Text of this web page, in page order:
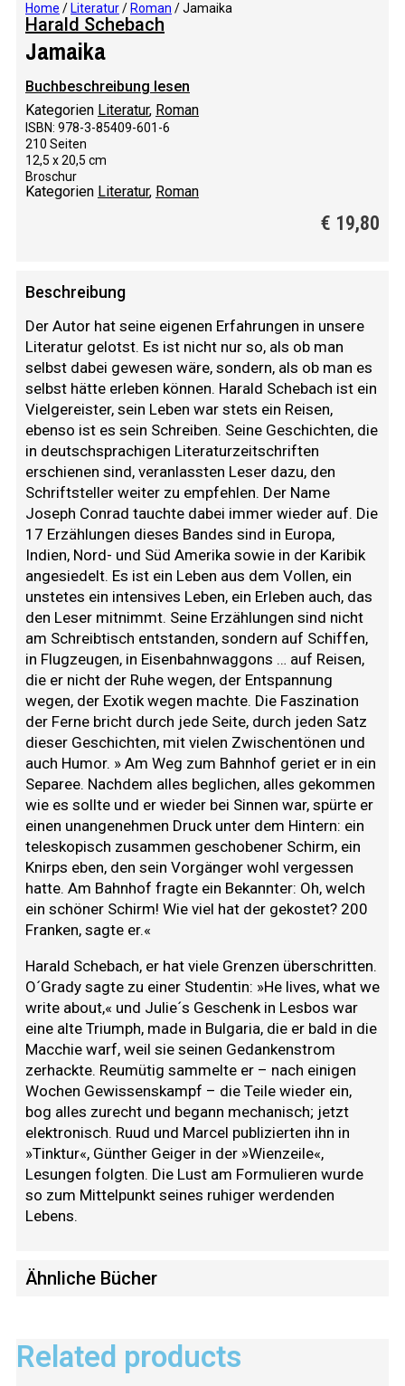
Home / Literatur/ Roman / Jamaika
Harald Schebach
Jamaika
Buchbeschreibung lesen
Kategorien Literatur, Roman
ISBN: 978-3-85409-601-6
210 Seiten
12,5 x 20,5 cm
Broschur
Kategorien Literatur, Roman
€ 19,80
Beschreibung
Der Autor hat seine eigenen Erfahrungen in unsere
Literatur gelotst. Es ist nicht nur so, als ob man
selbst dabei gewesen wäre, sondern, als ob man es
selbst hätte erleben können. Harald Schebach ist ein
Vielgereister, sein Leben war stets ein Reisen,
ebenso ist es sein Schreiben. Seine Geschichten, die
in deutschsprachigen Literaturzeitschriften
erschienen sind, veranlassten Leser dazu, den
Schriftsteller weiter zu empfehlen. Der Name
Joseph Conrad tauchte dabei immer wieder auf. Die
17 Erzählungen dieses Bandes sind in Europa,
Indien, Nord- und Süd Amerika sowie in der Karibik
angesiedelt. Es ist ein Leben aus dem Vollen, ein
unstetes ein intensives Leben, ein Erleben auch, das
den Leser mitnimmt. Seine Erzählungen sind nicht
am Schreibtisch entstanden, sondern auf Schiffen,
in Flugzeugen, in Eisenbahnwaggons … auf Reisen,
die er nicht der Ruhe wegen, der Entspannung
wegen, der Exotik wegen machte. Die Faszination
der Ferne bricht durch jede Seite, durch jeden Satz
dieser Geschichten, mit vielen Zwischentönen und
auch Humor. » Am Weg zum Bahnhof geriet er in ein
Separee. Nachdem alles beglichen, alles gekommen
wie es sollte und er wieder bei Sinnen war, spürte er
einen unangenehmen Druck unter dem Hintern: ein
teleskopisch zusammen geschobener Schirm, ein
Knirps eben, den sein Vorgänger wohl vergessen
hatte. Am Bahnhof fragte ein Bekannter: Oh, welch
ein schöner Schirm! Wie viel hat der gekostet? 200
Franken, sagte er.«
Harald Schebach, er hat viele Grenzen überschritten.
O´Grady sagte zu einer Studentin: »He lives, what we
write about,« und Julie´s Geschenk in Lesbos war
eine alte Triumph, made in Bulgaria, die er bald in die
Macchie warf, weil sie seinen Gedankenstrom
zerhackte. Reumütig sammelte er – nach einigen
Wochen Gewissenskampf – die Teile wieder ein,
bog alles zurecht und begann mechanisch; jetzt
elektronisch. Ruud und Marcel publizierten ihn in
»Tinktur«, Günther Geiger in der »Wienzeile«,
Lesungen folgten. Die Lust am Formulieren wurde
so zum Mittelpunkt seines ruhiger werdenden
Lebens.
Ähnliche Bücher
Related products